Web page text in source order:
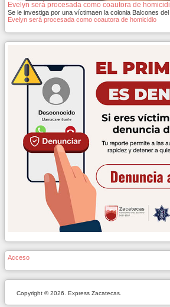
Evelyn será procesada como coautora de
Se le investiga por una víctimaen la colonia Balcones
Evelyn será procesada como coautora de homicidio
Acceso
Copyright © 2026. Express Zacatecas.